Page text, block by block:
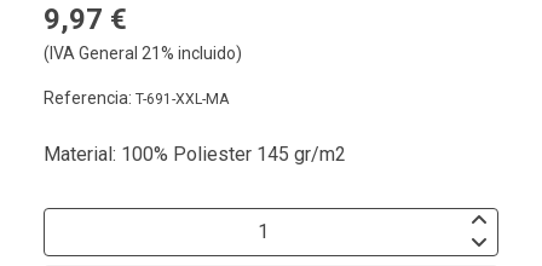
9,97 €
(IVA General 21% incluido)
Referencia: T-691-XXL-MA
Material: 100% Poliester 145 gr/m2